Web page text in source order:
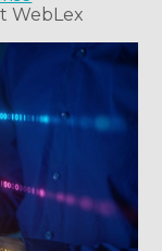
WebLex